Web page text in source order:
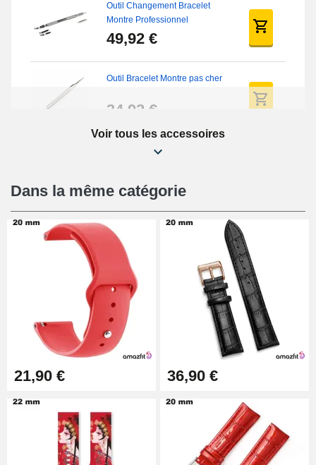
Outil Changement Bracelet
Montre Professionnel
49,92 €
Outil Bracelet Montre pas cher
34,92 €
Kit Réparation Montre Débutant
16,90 €
Pied à Coulisse Numérique
9,90 €
Kit Horlogerie Débutant
26,90 €
Boîte Pompe Bracelet Montre -
Diamètre 1,50 mm - 8 à 25 mm
Boîte Pompe pour Bracelet
Montre - Diamètre 1,80 mm - 8 à
Voir tous les accessoires
Dans la même catégorie
21,90 € 36,90 €